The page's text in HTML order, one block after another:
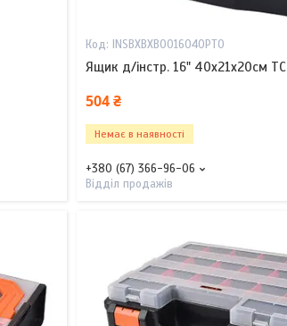
INSBXBXB0016040PT0
Ящик д/інстр. 16" 40х21х20см TC
504 ₴
Немає в наявності
+380 (67) 366-96-06
Відділ продажів